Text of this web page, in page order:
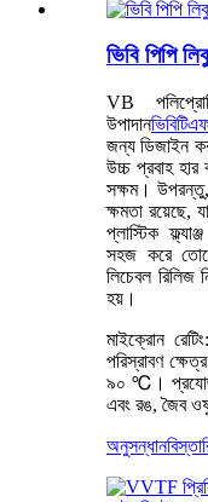
ভিবি পিপি
VB
উপাদান
জন্য ডিজাইন
উচ্চ প্রবাহ হার
সক্ষম। উপরন্তু,
ক্ষমতা রয়েছে,
প্লাস্টিক
সহজ করে
লিচেবল রিলিজ
হয়।
মাইক্রোন
পরিস্রাবণ
৯০ ℃।
এবং রঙ, জৈব
অনুসন্ধান